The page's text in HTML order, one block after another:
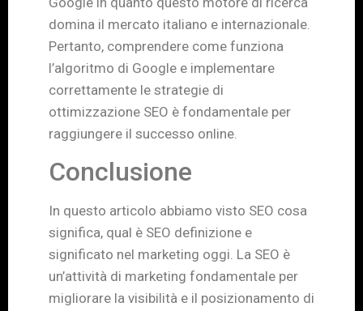
domina il mercato italiano e internazionale.
Pertanto, comprendere come funziona
l’algoritmo di Google e implementare
correttamente le strategie di
ottimizzazione SEO è fondamentale per
raggiungere il successo online.
Conclusione
In questo articolo abbiamo visto SEO cosa
significa, qual è SEO definizione e
significato nel marketing oggi. La SEO è
un’attività di marketing fondamentale per
migliorare la visibilità e il posizionamento di